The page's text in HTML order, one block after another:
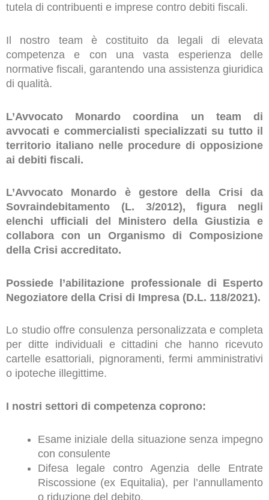
tutela di contribuenti e imprese contro debiti fiscali.
Il nostro team è costituito da legali di elevata
competenza e con una vasta esperienza delle
normative fiscali, garantendo una assistenza giuridica
di qualità.
L’Avvocato Monardo coordina un team di
avvocati e commercialisti specializzati su tutto il
territorio italiano nelle procedure di opposizione
ai debiti fiscali.
L’Avvocato Monardo è gestore della Crisi da
Sovraindebitamento (L. 3/2012), figura negli
elenchi ufficiali del Ministero della Giustizia e
collabora con un Organismo di Composizione
della Crisi accreditato.
Possiede l’abilitazione professionale di Esperto
Negoziatore della Crisi di Impresa (D.L. 118/2021).
Lo studio offre consulenza personalizzata e completa
per ditte individuali e cittadini che hanno ricevuto
cartelle esattoriali, pignoramenti, fermi amministrativi
o ipoteche illegittime.
I nostri settori di competenza coprono:
Esame iniziale della situazione senza impegno
con consulente
Difesa legale contro Agenzia delle Entrate
Riscossione (ex Equitalia), per l’annullamento
o riduzione del debito.